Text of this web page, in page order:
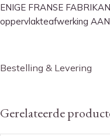
ENIGE FRANSE
oppervlakteafwerking
Bestelling & Levering
Gerelateerde